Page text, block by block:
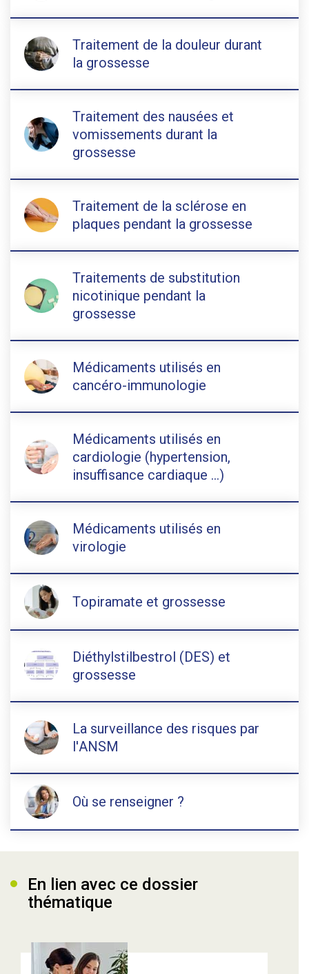
Traitement de la douleur durant
la grossesse
Traitement des nausées et
vomissements durant la
grossesse
Traitement de la sclérose en
plaques pendant la grossesse
Traitements de substitution
nicotinique pendant la
grossesse
Médicaments utilisés en
cancéro-immunologie
Médicaments utilisés en
cardiologie (hypertension,
insuffisance cardiaque …)
Médicaments utilisés en
virologie
Topiramate et grossesse
Diéthylstilbestrol (DES) et
grossesse
La surveillance des risques par
l'ANSM
Où se renseigner ?
En lien avec ce dossier
thématique